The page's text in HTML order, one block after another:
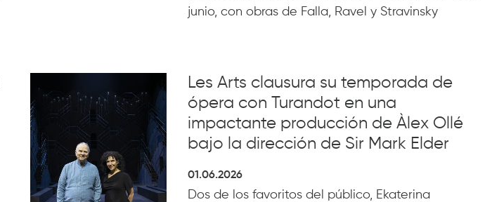
junio, con obras de Falla, Ravel y Stravinsky
Les Arts clausura su temporada de
ópera con Turandot en una
impactante producción de Àlex Ollé
bajo la dirección de Sir Mark Elder
01.06.2026
Dos de los favoritos del público, Ekaterina